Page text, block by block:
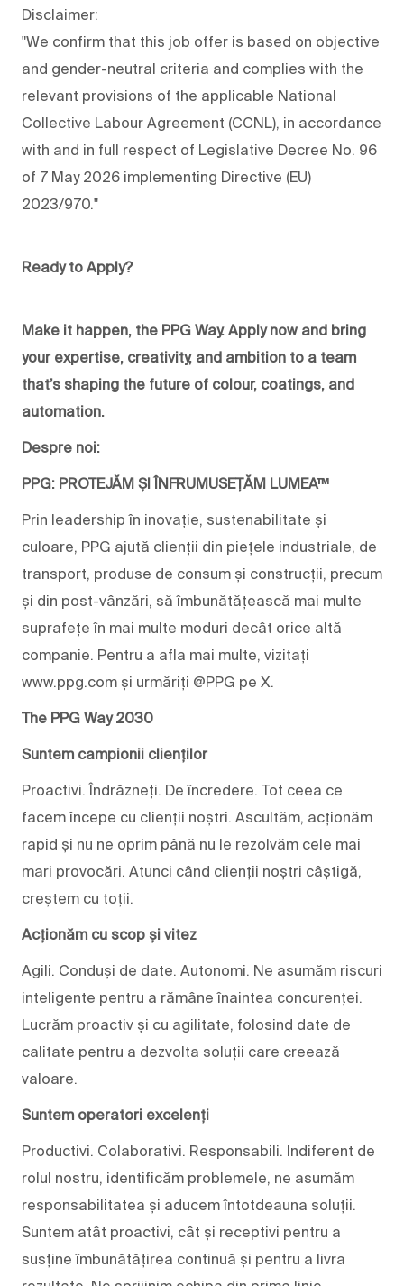
Disclaimer:
"We confirm that this job offer is based on objective
and gender-neutral criteria and complies with the
relevant provisions of the applicable National
Collective Labour Agreement (CCNL), in accordance
with and in full respect of Legislative Decree No. 96
of 7 May 2026 implementing Directive (EU)
2023/970."
Ready to Apply?
Make it happen, the PPG Way. Apply now and bring
your expertise, creativity, and ambition to a team
that’s shaping the future of colour, coatings, and
automation.
Despre noi:
PPG: PROTEJĂM ȘI ÎNFRUMUSEȚĂM LUMEA™
Prin leadership în inovație, sustenabilitate și
culoare, PPG ajută clienții din piețele industriale, de
transport, produse de consum și construcții, precum
și din post-vânzări, să îmbunătățească mai multe
suprafețe în mai multe moduri decât orice altă
companie. Pentru a afla mai multe, vizitați
www.ppg.com și urmăriți @PPG pe X.
The PPG Way 2030
Suntem campionii clienților
Proactivi. Îndrăzneți. De încredere. Tot ceea ce
facem începe cu clienții noștri. Ascultăm, acționăm
rapid și nu ne oprim până nu le rezolvăm cele mai
mari provocări. Atunci când clienții noștri câștigă,
creștem cu toții.
Acționăm cu scop și vitez
Agili. Conduși de date. Autonomi. Ne asumăm riscuri
inteligente pentru a rămâne înaintea concurenței.
Lucrăm proactiv și cu agilitate, folosind date de
calitate pentru a dezvolta soluții care creează
valoare.
Suntem operatori excelenți
Productivi. Colaborativi. Responsabili. Indiferent de
rolul nostru, identificăm problemele, ne asumăm
responsabilitatea și aducem întotdeauna soluții.
Suntem atât proactivi, cât și receptivi pentru a
susține îmbunătățirea continuă și pentru a livra